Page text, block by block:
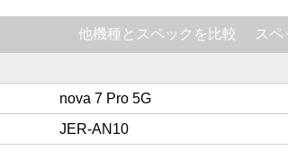
ス
他機種とスペックを比較
nova 7 Pro 5G
JER-AN10